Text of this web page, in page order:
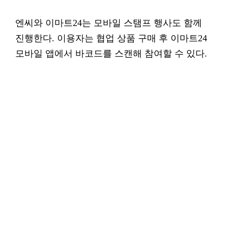
엔씨와 이마트24는 모바일 스탬프 행사도 함께
진행한다. 이용자는 협업 상품 구매 후 이마트24
모바일 앱에서 바코드를 스캔해 참여할 수 있다.